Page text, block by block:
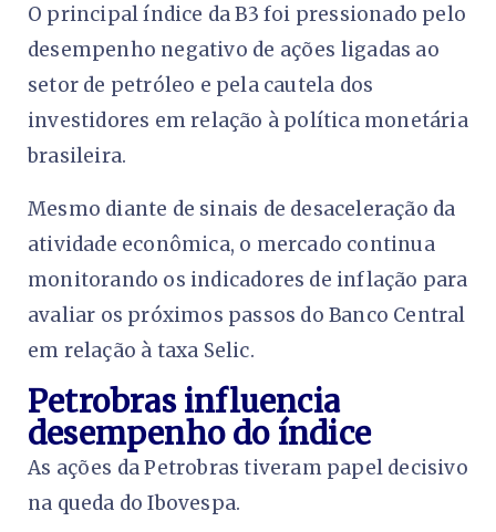
O principal índice da B3 foi pressionado pelo
desempenho negativo de ações ligadas ao
setor de petróleo e pela cautela dos
investidores em relação à política monetária
brasileira.
Mesmo diante de sinais de desaceleração da
atividade econômica, o mercado continua
monitorando os indicadores de inflação para
avaliar os próximos passos do Banco Central
em relação à taxa Selic.
Petrobras influencia
desempenho do índice
As ações da Petrobras tiveram papel decisivo
na queda do Ibovespa.